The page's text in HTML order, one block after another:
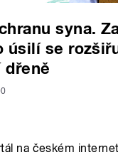
syna.
úsilí se
dřeně
na českém